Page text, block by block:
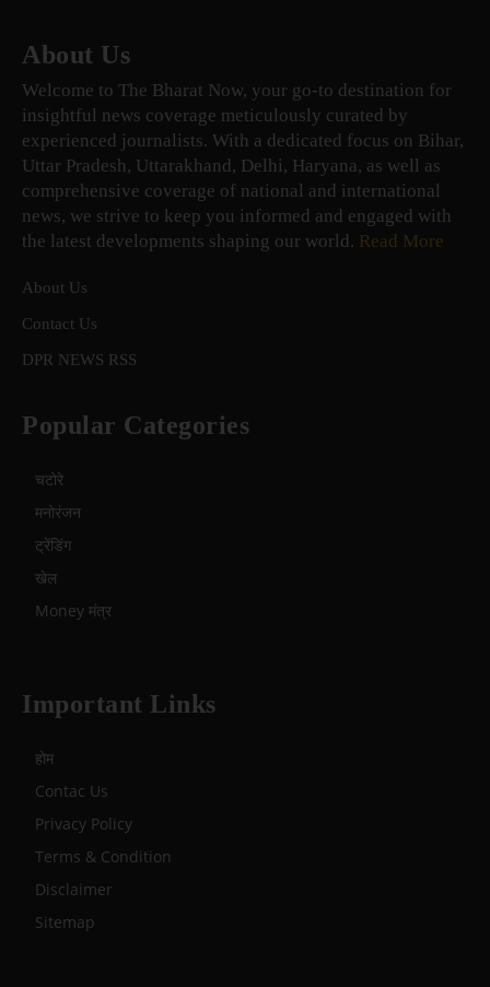
About Us
Welcome to The Bharat Now, your go-to destination for
insightful news coverage meticulously curated by
experienced journalists. With a dedicated focus on Bihar,
Uttar Pradesh, Uttarakhand, Delhi, Haryana, as well as
comprehensive coverage of national and international
news, we strive to keep you informed and engaged with
the latest developments shaping our world. Read More
About Us
Contact Us
DPR NEWS RSS
Popular Categories
चटोरे
मनोरंजन
ट्रेंडिंग
खेल
Money मंत्र
Important Links
होम
Contac Us
Privacy Policy
Terms & Condition
Disclaimer
Sitemap